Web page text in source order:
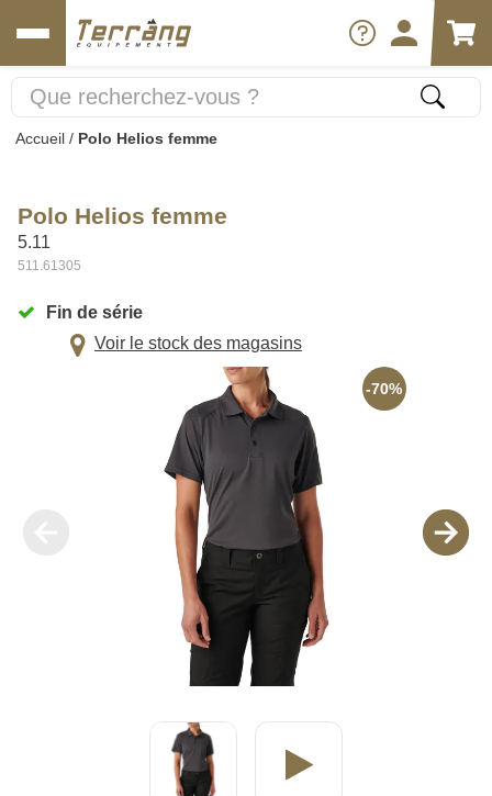
Accueil / Polo Helios femme
Polo Helios femme
5.11
511.61305
Fin de série
Voir le stock des magasins
-70%